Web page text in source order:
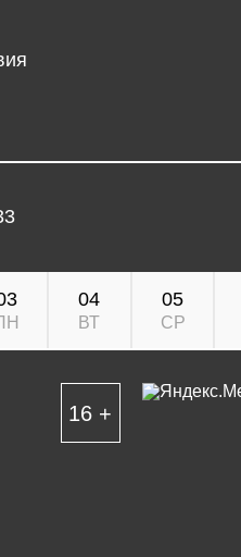
04
ВТ
05
СР
16 +